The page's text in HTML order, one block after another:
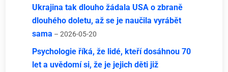
Ukrajina tak dlouho žádala USA o zbraně
dlouhého doletu, až se je naučila vyrábět
sama – 2026-05-20
Psychologie říká, že lidé, kteří dosáhnou 70
let a uvědomí si, že je jejich děti již